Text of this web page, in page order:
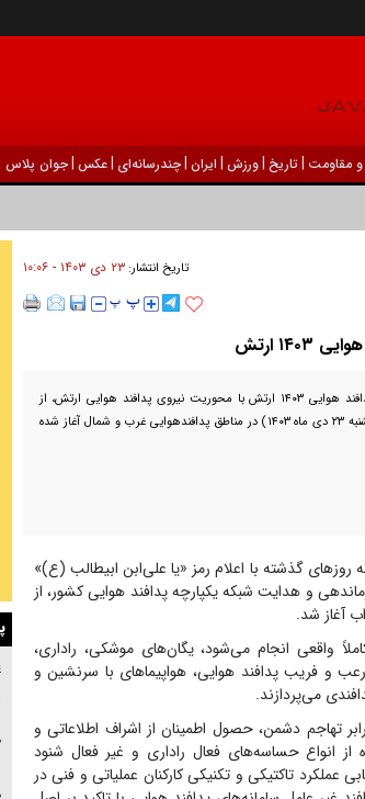
و مقاومت |تاریخ |ورزش | ايران |چندرسانه‌ای |عکس |جوان پلاس
تاریخ انتشار:۲۳ دی ۱۴۰۳ - ۱۰:۰۶
ارتش
رزمایش اقتدار پدافند هوایی ۱۴۰۳ ارتش با محوریت نیروی پدافند هوایی ارتش، از
بامداد امروز (یکشنبه ۲۳ دی ماه ۱۴۰۳) در مناطق پدافندهوایی غرب و شمال آغاز شده
پدافند هوایی۱۴۰۳ ارتش که روزهای گذشته با اعلام رمز «یا علی‌ابن ابیطالب (ع)»
و هدایت شبکه یکپارچه پدافند هوایی کشور، از
آغاز شد.
ارتش که در شرایط کاملاً واقعی انجام می‌شود، یگان‌های موشکی، راداری،
و فریب پدافند هوایی، هواپیماهای با سرنشین و
می‌پردازند.
تهاجم دشمن، حصول اطمینان از اشراف اطلاعاتی و
انواع حساسه‌های فعال راداری و غیر فعال شنود
عملکرد تاکتیکی و تکنیکی کارکنان عملیاتی و فنی در